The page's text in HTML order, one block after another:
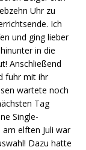
Uhr zu
Ich
und ging lieber
in die
Anschließend
fuhr mit ihr
wartete noch
Tag
Single-
elften Juli war
Dazu hatte